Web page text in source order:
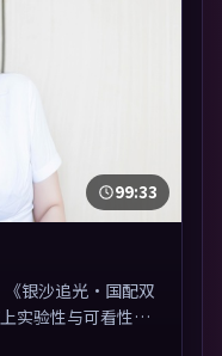
99:33
《银沙追光·国配双
实验性与可看性兼
美术与服化还原年